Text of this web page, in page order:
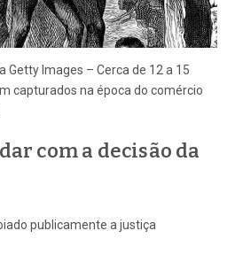
Getty Images – Cerca de 12 a 15
capturados na época do comércio
com a decisão da
publicamente a justiça